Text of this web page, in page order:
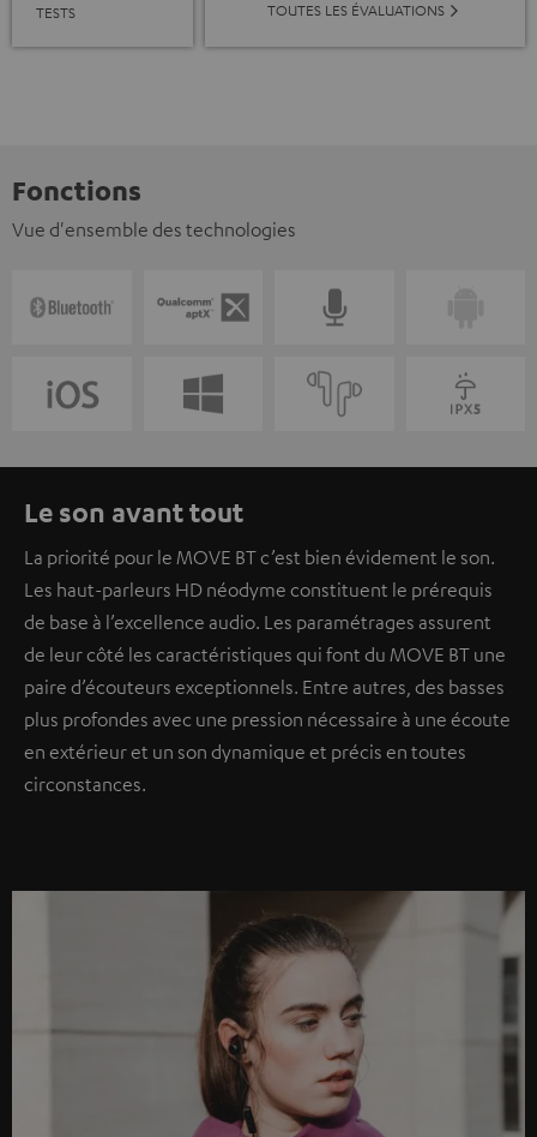
TESTS
TOUTES LES ÉVALUATIONS
Fonctions
Vue d'ensemble des technologies
Le son avant tout
La priorité pour le MOVE BT c’est bien évidement le son.
Les haut-parleurs HD néodyme constituent le prérequis
de base à l’excellence audio. Les paramétrages assurent
de leur côté les caractéristiques qui font du MOVE BT une
paire d’écouteurs exceptionnels. Entre autres, des basses
plus profondes avec une pression nécessaire à une écoute
en extérieur et un son dynamique et précis en toutes
circonstances.